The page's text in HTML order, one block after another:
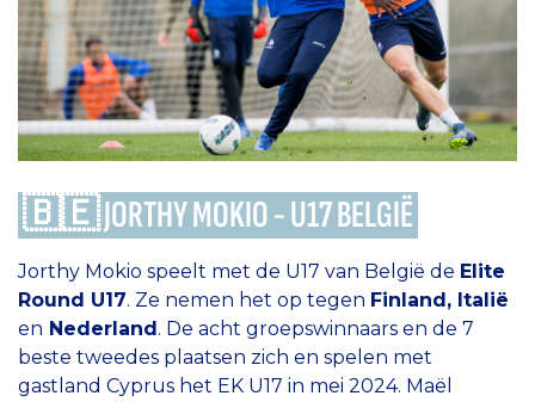
🇧🇪 JORTHY MOKIO - U17 BELGIË
Jorthy Mokio speelt met de U17 van België de Elite
Round U17. Ze nemen het op tegen Finland, Italië
en Nederland. De acht groepswinnaars en de 7
beste tweedes plaatsen zich en spelen met
gastland Cyprus het EK U17 in mei 2024. Maël